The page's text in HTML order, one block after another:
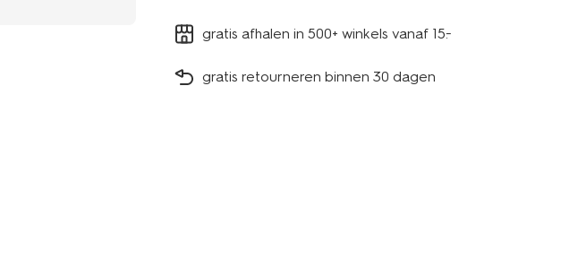
gratis afhalen in 500+ winkels vanaf 15.-
gratis retourneren binnen 30 dagen